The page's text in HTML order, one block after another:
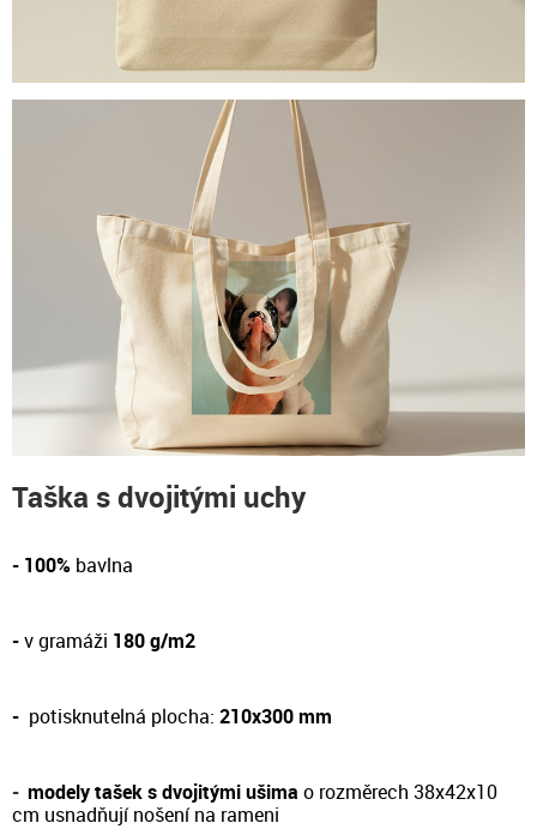
Taška s dvojitými uchy
- 100% bavlna
-v gramáži 180 g/m2
- potisknutelná plocha: 210x300 mm
- modely tašek s dvojitými ušima o rozměrech 38x42x10
cm usnadňují nošení na rameni